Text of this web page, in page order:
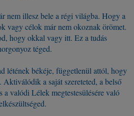
nem illesz bele a régi világba. Hogy a
vagy célok már nem okoznak örömet.
hogy okkal vagy itt. Ez a tudás
téged.
létének békéje, függetlenül attól, hogy
Aktiválódik a saját szereteted, a belső
a valódi Lélek megtestesülésére való